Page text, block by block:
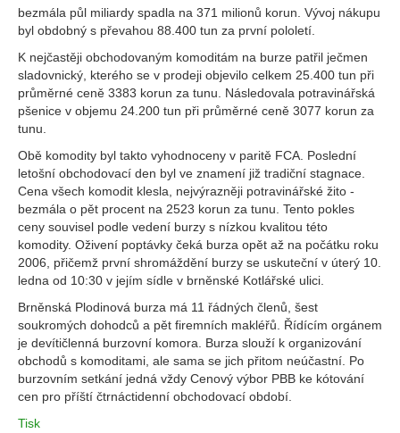
bezmála půl miliardy spadla na 371 milionů korun. Vývoj nákupu
byl obdobný s převahou 88.400 tun za první pololetí.
K nejčastěji obchodovaným komoditám na burze patřil ječmen
sladovnický, kterého se v prodeji objevilo celkem 25.400 tun při
průměrné ceně 3383 korun za tunu. Následovala potravinářská
pšenice v objemu 24.200 tun při průměrné ceně 3077 korun za
tunu.
Obě komodity byl takto vyhodnoceny v paritě FCA. Poslední
letošní obchodovací den byl ve znamení již tradiční stagnace.
Cena všech komodit klesla, nejvýrazněji potravinářské žito -
bezmála o pět procent na 2523 korun za tunu. Tento pokles
ceny souvisel podle vedení burzy s nízkou kvalitou této
komodity. Oživení poptávky čeká burza opět až na počátku roku
2006, přičemž první shromáždění burzy se uskuteční v úterý 10.
ledna od 10:30 v jejím sídle v brněnské Kotlářské ulici.
Brněnská Plodinová burza má 11 řádných členů, šest
soukromých dohodců a pět firemních makléřů. Řídícím orgánem
je devítičlenná burzovní komora. Burza slouží k organizování
obchodů s komoditami, ale sama se jich přitom neúčastní. Po
burzovním setkání jedná vždy Cenový výbor PBB ke kótování
cen pro příští čtrnáctidenní obchodovací období.
Tisk